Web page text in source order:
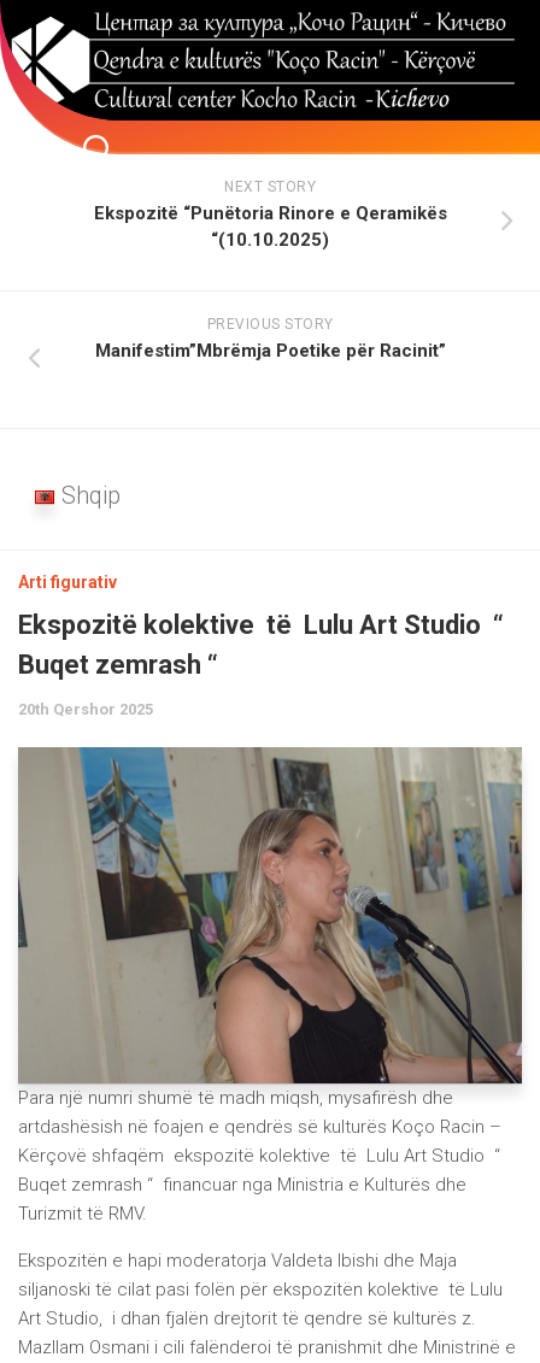
Skip
to
content
NEXT STORY
Ekspozitë “Punëtoria Rinore e Qeramikës
“(10.10.2025)
PREVIOUS STORY
Manifestim”Mbrëmja Poetike për Racinit”
Shqip
Arti figurativ
Ekspozitë kolektive të Lulu Art Studio “
Buqet zemrash “
20th Qershor 2025
Para një numri shumë të madh miqsh, mysafirësh dhe
artdashësish në foajen e qendrës së kulturës Koço Racin –
Kërçovë shfaqëm ekspozitë kolektive të Lulu Art Studio “
Buqet zemrash “ financuar nga Ministria e Kulturës dhe
Turizmit të RMV.
Ekspozitën e hapi moderatorja Valdeta Ibishi dhe Maja
siljanoski të cilat pasi folën për ekspozitën kolektive të Lulu
Art Studio, i dhan fjalën drejtorit të qendre së kulturës z.
Mazllam Osmani i cili falënderoi të pranishmit dhe Ministrinë e